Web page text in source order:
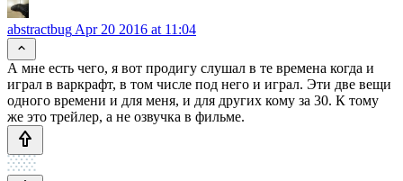
abstractbug Apr 20 2016 at 11:04
А мне есть чего, я вот продигу слушал в те времена когда и
играл в варкрафт, в том числе под него и играл. Эти две вещи
одного времени и для меня, и для других кому за 30. К тому
же это трейлер, а не озвучка в фильме.